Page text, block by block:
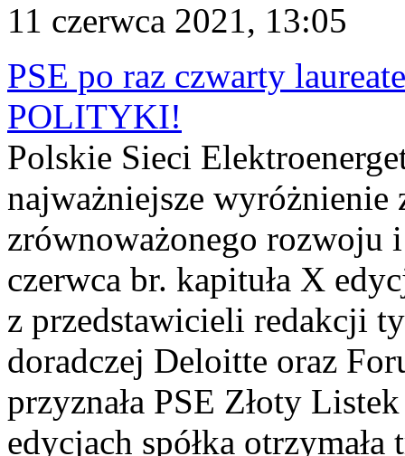
11 czerwca 2021, 13:05
PSE po raz czwarty
POLITYKI!
Polskie Sieci
najważniejsze wyróżnienie
zrównoważonego rozwoju
czerwca br. kapituła X
z przedstawicieli redakcji
doradczej Deloitte oraz
przyznała PSE Złoty
edycjach spółka otrzymała